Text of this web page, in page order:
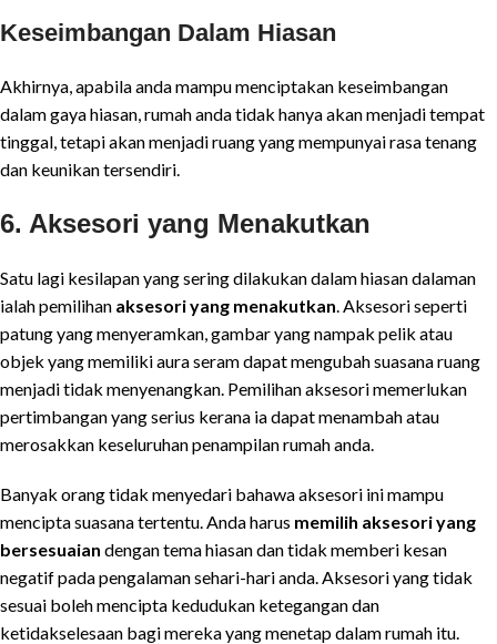
Keseimbangan Dalam Hiasan
Akhirnya, apabila anda mampu menciptakan keseimbangan
dalam gaya hiasan, rumah anda tidak hanya akan menjadi tempat
tinggal, tetapi akan menjadi ruang yang mempunyai rasa tenang
dan keunikan tersendiri.
6. Aksesori yang Menakutkan
Satu lagi kesilapan yang sering dilakukan dalam hiasan dalaman
ialah pemilihan aksesori yang menakutkan . Aksesori seperti
patung yang menyeramkan, gambar yang nampak pelik atau
objek yang memiliki aura seram dapat mengubah suasana ruang
menjadi tidak menyenangkan. Pemilihan aksesori memerlukan
pertimbangan yang serius kerana ia dapat menambah atau
merosakkan keseluruhan penampilan rumah anda.
Banyak orang tidak menyedari bahawa aksesori ini mampu
mencipta suasana tertentu. Anda harus memilih aksesori yang
bersesuaian dengan tema hiasan dan tidak memberi kesan
negatif pada pengalaman sehari-hari anda. Aksesori yang tidak
sesuai boleh mencipta kedudukan ketegangan dan
ketidakselesaan bagi mereka yang menetap dalam rumah itu.